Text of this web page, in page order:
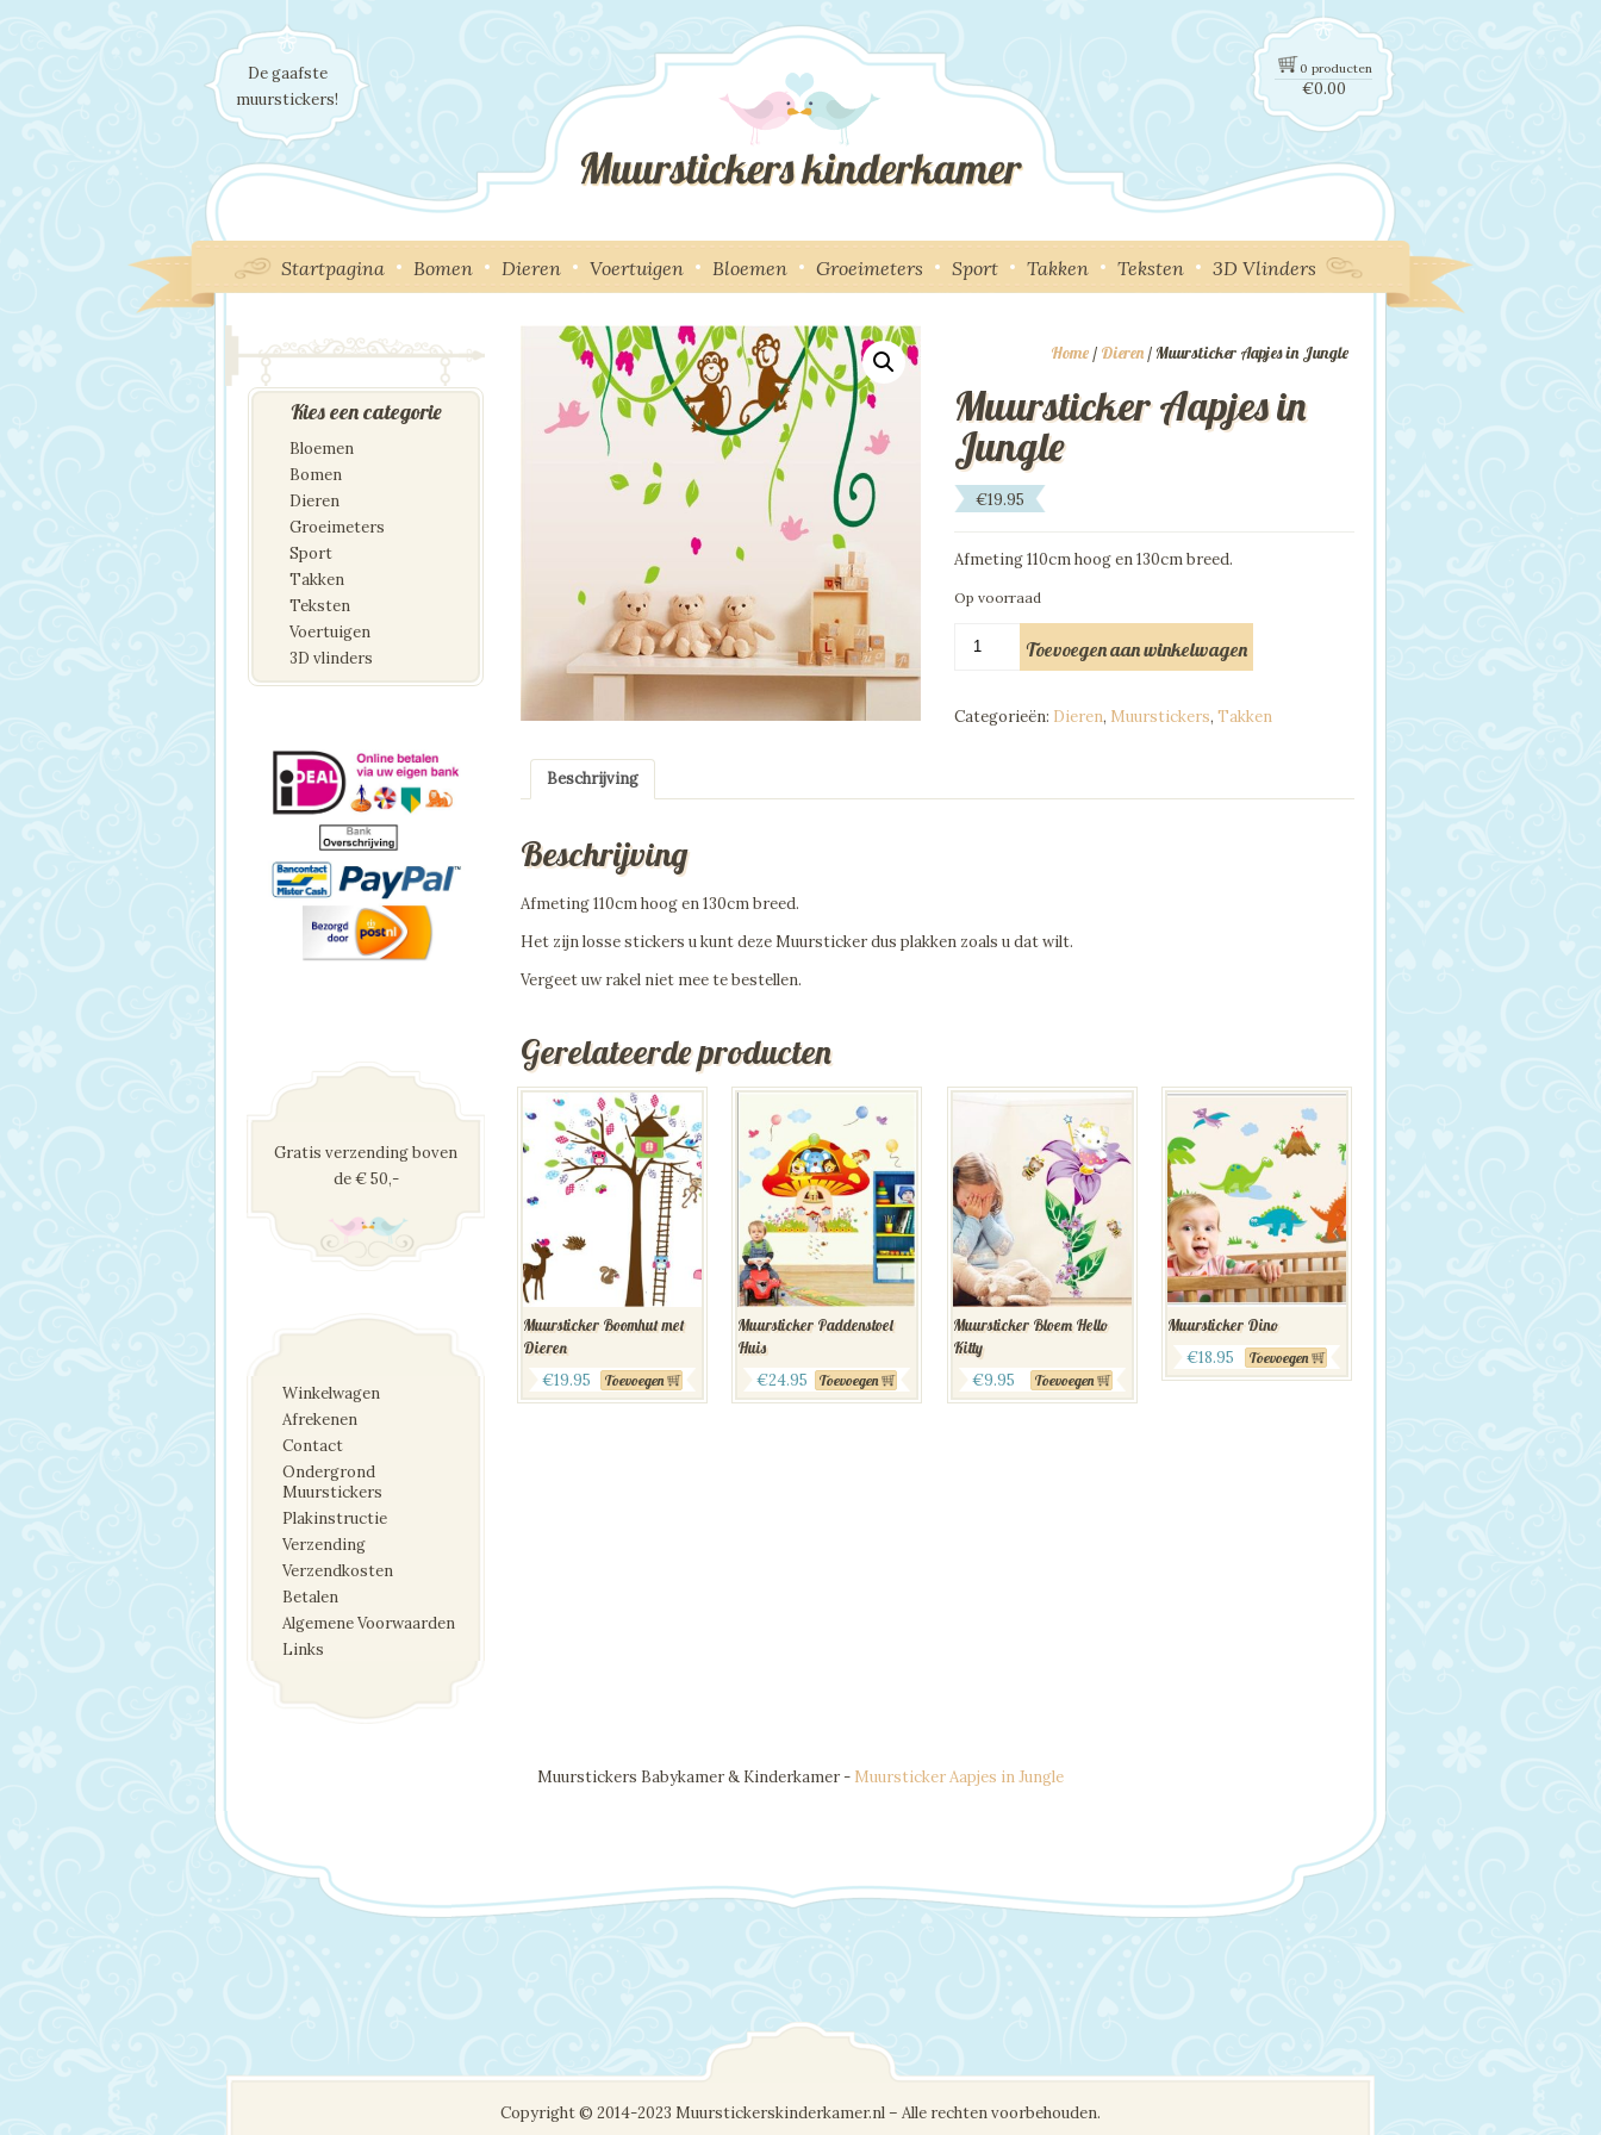
De gaafste
muurstickers!
0 producten
€0.00
Startpagina Bomen Dieren Voertuigen Bloemen Groeimeters Sport Takken Teksten 3D Vlinders
Home / Dieren / Muursticker Aapjes in Jungle
Muursticker Aapjes in
Jungle
€19.95
Afmeting 110cm hoog en 130cm breed.
Op voorraad
Aapjes
aantal
Toevoegen aan winkelwagen
Categorieën: Dieren, Muurstickers, Takken
Beschrijving
Beschrijving
Afmeting 110cm hoog en 130cm breed.
Het zijn losse stickers u kunt deze Muursticker dus plakken zoals u dat wilt.
Vergeet uw rakel niet mee te bestellen.
Gerelateerde producten
Muursticker Boomhut met
Dieren
€19.95 Toevoegen
Muursticker Paddenstoel
Huis
€24.95 Toevoegen
Muursticker Bloem Hello
Kitty
€9.95 Toevoegen
Muursticker Dino
€18.95 Toevoegen
Kies een categorie
Bloemen
Bomen
Dieren
Groeimeters
Sport
Takken
Teksten
Voertuigen
3D vlinders
Gratis verzending boven
de € 50,-
Winkelwagen
Afrekenen
Contact
Ondergrond
Muurstickers
Plakinstructie
Verzending
Verzendkosten
Betalen
Algemene Voorwaarden
Links
Muurstickers Babykamer & Kinderkamer - Muursticker Aapjes in Jungle
Copyright © 2014-2023 Muurstickerskinderkamer.nl – Alle rechten voorbehouden.